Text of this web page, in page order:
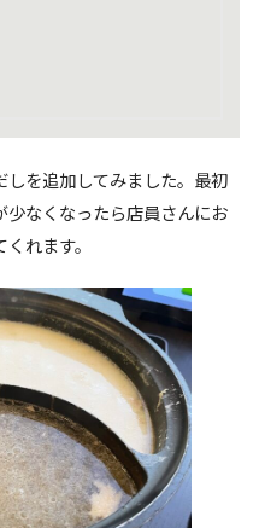
を追加してみました。最初
なくなったら店員さんにお
れます。